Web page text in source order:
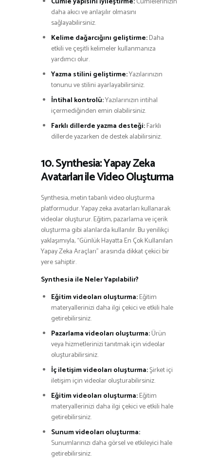
daha akıcı ve anlaşılır olmasını
sağlayabilirsiniz.
Kelime dağarcığını geliştirme:Daha
etkili ve çeşitli kelimeler kullanmanıza
yardımcı olur.
Yazma stilini geliştirme:Yazılarınızın
tonunu ve stilini ayarlayabilirsiniz.
İntihal kontrolü:Yazılarınızın intihal
içermediğinden emin olabilirsiniz.
Farklı dillerde yazma desteği:Farklı
dillerde yazarken de destek alabilirsiniz.
10. Synthesia: Yapay Zeka
Avatarları ile Video Oluşturma
Synthesia, metin tabanlı video oluşturma
platformudur. Yapay zeka avatarları kullanarak
videolar oluşturur. Eğitim, pazarlama ve içerik
oluşturma gibi alanlarda kullanılır. Bu yenilikçi
yaklaşımıyla, “Günlük Hayatta En Çok Kullanılan
Yapay Zeka Araçları” arasında dikkat çekici bir
yere sahiptir.
Synthesia ile Neler Yapılabilir?
Eğitim videoları oluşturma:Eğitim
materyallerinizi daha ilgi çekici ve etkili hale
getirebilirsiniz.
Pazarlama videoları oluşturma:Ürün
veya hizmetlerinizi tanıtmak için videolar
oluşturabilirsiniz.
İç iletişim videoları oluşturma:Şirket içi
iletişim için videolar oluşturabilirsiniz.
Eğitim videoları oluşturma:Eğitim
materyallerinizi daha ilgi çekici ve etkili hale
getirebilirsiniz.
Sunum videoları oluşturma:
Sunumlarınızı daha görsel ve etkileyici hale
getirebilirsiniz.